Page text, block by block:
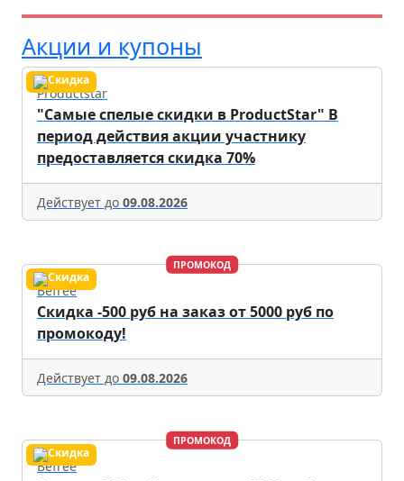
Акции и купоны
Productstar
"Самые спелые скидки в ProductStar" В
период действия акции участнику
предоставляется скидка 70%
Действует до 09.08.2026
ПРОМОКОД
Befree
Скидка -500 руб на заказ от 5000 руб по
промокоду!
Действует до 09.08.2026
ПРОМОКОД
Befree